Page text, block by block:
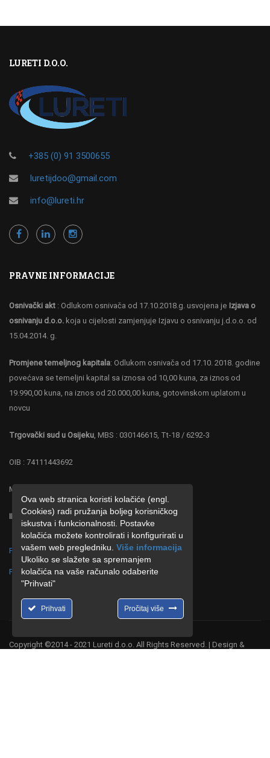
LURETI D.O.O.
+385 (0) 91 3500655
luretijdoo@gmail.com
info@lureti.hr
PRAVNE INFORMACIJE
Osnivački akt : Odlukom osnivača od 17.10.2018.g. usvojena je Izjava o
osnivanju d.o.o. koja u cijelosti zamjenjuje Izjavu o osnivanju j.d.o.o. od
15.04.2014. g.
Promjene temeljnog kapitala: Odlukom osnivača od 17.10. 2018. godine
povećava se temeljni kapital sa iznosa od 10,00 kuna, za iznos od
19.990,00 kuna, na iznos od 20.000,00 kuna, gotovinskom uplatom u
novcu
Trgovački sud u Osijeku, MBS : 030146615, Tt-18 / 6292-3
OIB : 74111443692
MB : 4219287
IBAN : HR 0323600001102677886 ZABA
Politika o postupanju s kolačićima (cookies)
Politika o zaštiti privatnosti
Copyright ©2014 - 2021 Lureti d.o.o. All Rights Reserved. | Design &
Ova web stranica koristi kolačiće (engl.
Cookies) radi pružanja boljeg korisničkog
iskustva i funkcionalnosti. Postavke
kolačića možete kontrolirati i konfigurirati u
vašem web pregledniku. Više informacija
Ukoliko se slažete sa spremanjem
kolačića na vaše računalo odaberite
"Prihvati"
Prihvati Pročitaj više